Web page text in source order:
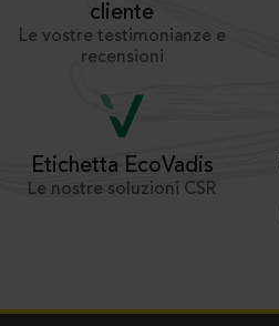
cliente
Le vostre testimonianze e
recensioni
Etichetta EcoVadis
Le nostre soluzioni CSR